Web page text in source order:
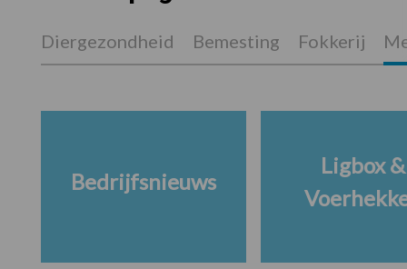
Diergezondheid Bemesting Fokkerij
Bedrijfsnieuws
Ligbox &